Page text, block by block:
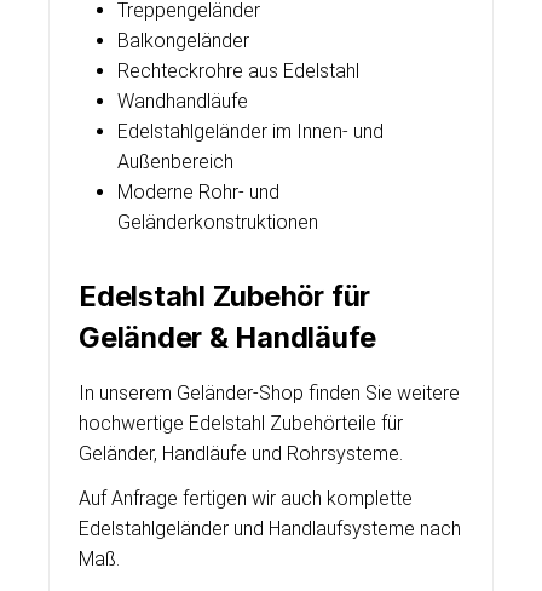
Treppengeländer
Balkongeländer
Rechteckrohre aus Edelstahl
Wandhandläufe
Edelstahlgeländer im Innen- und
Außenbereich
Moderne Rohr- und
Geländerkonstruktionen
Edelstahl Zubehör für
Geländer & Handläufe
In unserem Geländer-Shop finden Sie weitere
hochwertige Edelstahl Zubehörteile für
Geländer, Handläufe und Rohrsysteme.
Auf Anfrage fertigen wir auch komplette
Edelstahlgeländer und Handlaufsysteme nach
Maß.